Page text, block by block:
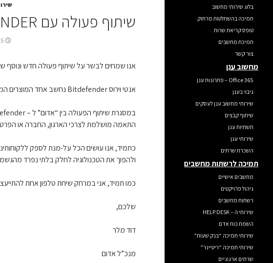
שיתוף פעולה עם BITDEFENDER
15
אנו שמחים לבשר על שיתוף פעולה חדש ונוסף
אנטי וירוס Bitdefender נחשב אחד המוצרים המובילים בשוק, הן למגזר הפרטי והן למגזר העסקי.
התאמה מושלמת לצרכי הארגון, החברה או
כתמיד, אנו עושים הכל על-מנת לספק
ולהפוך את הטכנולוגיה לחלק בלתי נפרד
כמו תמיד, אני במרחק שיחת טלפון אחת להתייעצות
שלכם,
דוד מלר
מנכ”ל אדום
בלוג שירותי מחשוב
תמיכה בהשתלטות מרחוק
טופס קריאת שרות
תמיכת מחשבים
צור קשר
מחשוב ענן
Office 365 – פתרונות ענן
גיבוי בענן
שירותי מחשוב ענן לעסקים
שיתוף קבצים
תשתיות ענן
שירותי ענן
השכרת שרתים
תמיכה לרשתות מחשבים
מחשבים אישיים
ניהול פרויקטים
רשתות מחשבים
שירותי ה – HELP DESK
השמת כוח אדם
שירותי תמיכה “בנק שעות”
שירותי תמיכה “ריטיינר”
שרתים ארגוניים